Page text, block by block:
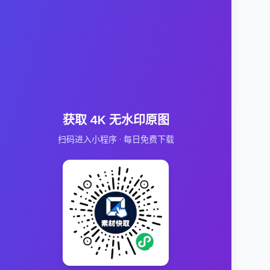
获取 4K 无水印原图
扫码进入小程序 · 每日免费下载